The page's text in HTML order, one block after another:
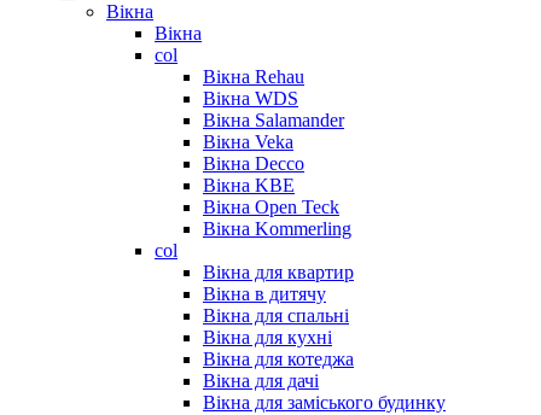
Вікна
Вікна
col
Вікна Rehau
Вікна WDS
Вікна Salamander
Вікна Veka
Вікна Decco
Вікна KBE
Вікна Open Teck
Вікна Kommerling
col
Вікна для квартир
Вікна в дитячу
Вікна для спальні
Вікна для кухні
Вікна для котеджа
Вікна для дачі
Вікна для заміського будинку